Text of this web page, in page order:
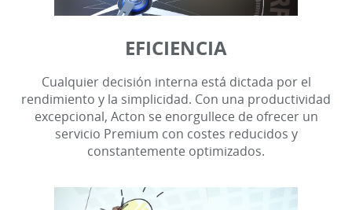
EFICIENCIA
Cualquier decisión interna está dictada por el
rendimiento y la simplicidad. Con una productividad
excepcional, Acton se enorgullece de ofrecer un
servicio Premium con costes reducidos y
constantemente optimizados.